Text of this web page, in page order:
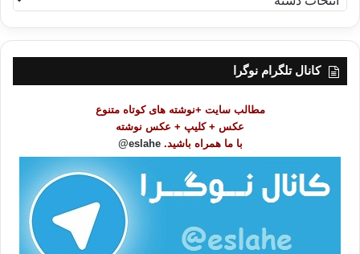
ه
ر
کانال تلگرام نوگرا
مطالب سایت +نوشته های کوتاه متنوع
عکس + کلیپ + عکس نوشته
با ما همراه باشید. eslahe@